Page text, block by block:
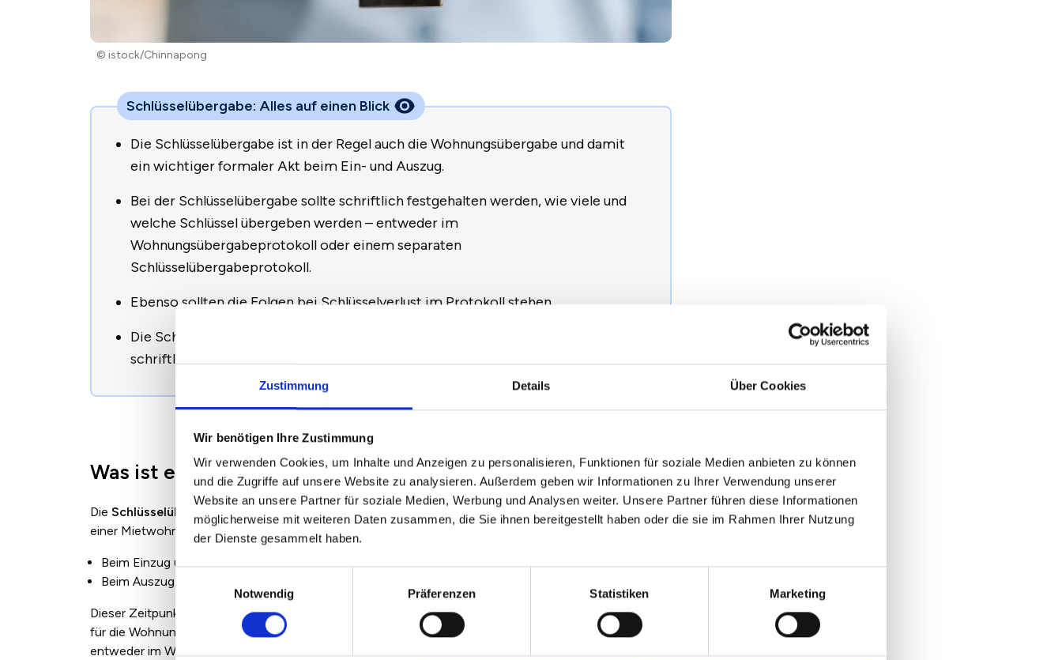
Zustimmung Details Über Cookies
Wir benötigen Ihre Zustimmung
Wir verwenden Cookies, um Inhalte und Anzeigen zu personalisieren, Funktionen für soziale Medien anbieten zu können
und die Zugriffe auf unsere Website zu analysieren. Außerdem geben wir Informationen zu Ihrer Verwendung unserer
Website an unsere Partner für soziale Medien, Werbung und Analysen weiter. Unsere Partner führen diese Informationen
möglicherweise mit weiteren Daten zusammen, die Sie ihnen bereitgestellt haben oder die sie im Rahmen Ihrer Nutzung
der Dienste gesammelt haben.
Notwendig
Präferenzen Statistiken Marketing
© istock/Chinnapong
Schlüsselübergabe: Alles auf einen Blick
Die Schlüsselübergabe ist in der Regel auch die Wohnungsübergabe und damit
ein wichtiger formaler Akt beim Ein- und Auszug.
Bei der Schlüsselübergabe sollte schriftlich festgehalten werden, wie viele und
welche Schlüssel übergeben werden – entweder im
Wohnungsübergabeprotokoll oder einem separaten
Schlüsselübergabeprotokoll.
Ebenso sollten die Folgen bei Schlüsselverlust im Protokoll stehen.
Die Schlüsselübergabe muss persönlich, am besten mit Zeugen stattfinden und
schriftlich festgehalten werden.
Was ist eine Schlüsselübergabe?
Die Schlüsselübergabe ist ein wichtiger formeller Schritt sowohl beim Einzug als auch beim Auszug
einer Mietwohnung. Dabei wechselt der Besitz an der Wohnung:
Beim Einzug übergibt der Vermieter die Schlüssel an den Mieter.
Beim Auszug gibt der Mieter die Schlüssel wieder an den Vermieter zurück.
Dieser Zeitpunkt hat eine rechtliche Bedeutung, da er den Übergang der Verantwortung und Haftung
für die Wohnung markiert. Daher sollte die Schlüsselübergabe immer schriftlich dokumentiert werden –
entweder im Wohnungsübergabeprotokoll oder in einem separaten Schlüsselübergabeprotokoll.